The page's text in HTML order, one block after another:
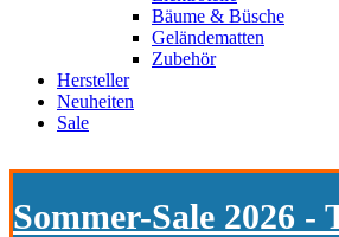
Bäume & Büsche
Geländematten
Zubehör
Hersteller
Neuheiten
Sale
Sommer-Sale 2026 -